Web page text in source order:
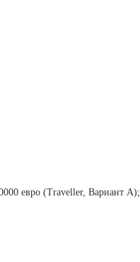
евро (Traveller, Вариант А);